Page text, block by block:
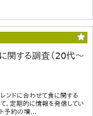
関する調査（20代～
ンドに合わせて食に関する
て、定期的に情報を発信してい
予約の増...